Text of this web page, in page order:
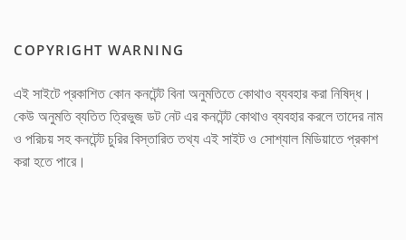
COPYRIGHT WARNING
এই সাইটে প্রকাশিত কোন কনটেন্ট বিনা অনুমতিতে কোথাও ব্যবহার করা নিষিদ্ধ।
কেউ অনুমতি ব্যতিত ত্রিভুজ ডট নেট এর কনটেন্ট কোথাও ব্যবহার করলে তাদের নাম
ও পরিচয় সহ কনটেন্ট চুরির বিস্তারিত তথ্য এই সাইট ও সোশ্যাল মিডিয়াতে প্রকাশ
করা হতে পারে।